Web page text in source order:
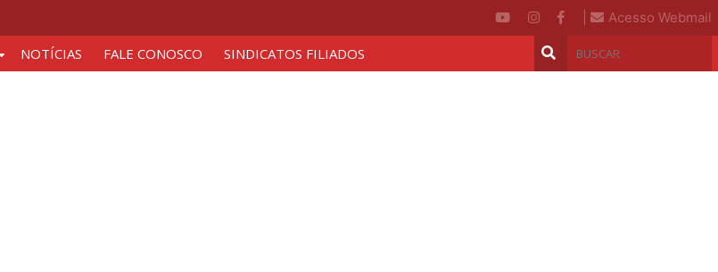
Acesso Webmail
NOTÍCIAS FALE CONOSCO SINDICATOS FILIADOS